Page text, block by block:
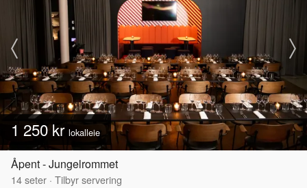
1 250 kr lokalleie
Åpent - Jungelrommet
14seter · Tilbyr servering